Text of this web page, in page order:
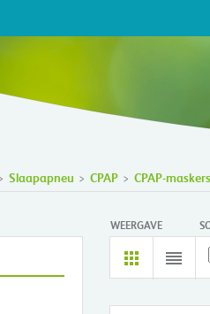
Slaapapneu CPAP CPAP-maskers
WEERGAVE